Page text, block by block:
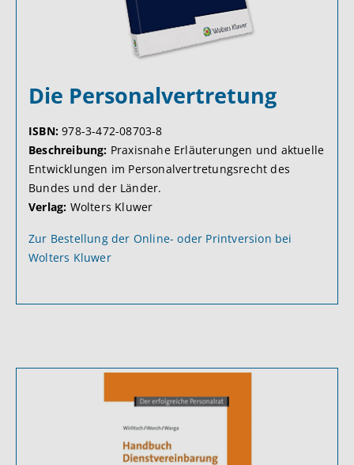
Die Personalvertretung
ISBN: 978-3-472-08703-8
Beschreibung: Praxisnahe Erläuterungen und aktuelle
Entwicklungen im Personalvertretungsrecht des
Bundes und der Länder.
Verlag: Wolters Kluwer
Zur Bestellung der Online- oder Printversion bei
Wolters Kluwer